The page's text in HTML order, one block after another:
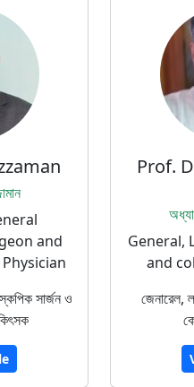
and
সার্জন ও
Prof.
General,
and
জেনারেল,